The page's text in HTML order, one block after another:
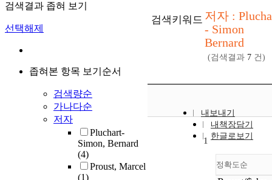
검색결과 좁혀 보기
선택해제
좁혀본 항목 보기순서
검색량순
가나다순
저자
Pluchart-
Simon, Bernard
(4)
Proust, Marcel
(1)
검색키워드 저자 :
- Simon
Bernard
(검색결과 7 건)
내보내기
내책장담기
한글로보기
정확도순
1